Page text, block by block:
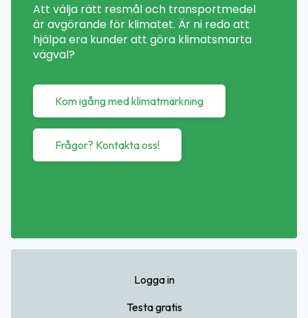
Att välja rätt resmål och transportmedel
är avgörande för klimatet. Är ni redo att
hjälpa era kunder att göra klimatsmarta
vägval?
Kom igång med klimatmärkning
Frågor? Kontakta oss!
Logga in
Testa gratis